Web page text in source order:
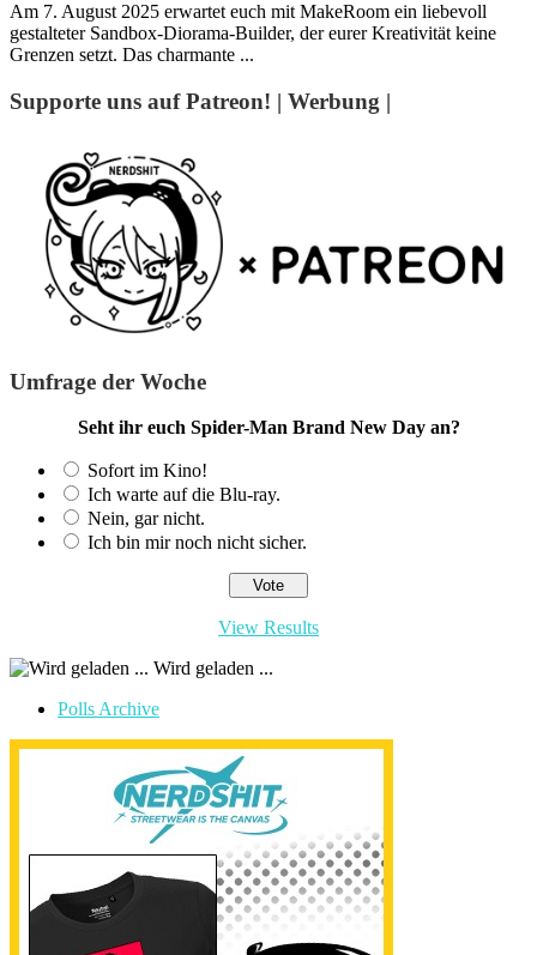
Am 7. August 2025 erwartet euch mit MakeRoom ein liebevoll
gestalteter Sandbox-Diorama-Builder, der eurer Kreativität keine
Grenzen setzt. Das charmante ...
Supporte uns auf Patreon! | Werbung |
Umfrage der Woche
Seht ihr euch Spider-Man Brand New Day an?
Sofort im Kino!
Ich warte auf die Blu-ray.
Nein, gar nicht.
Ich bin mir noch nicht sicher.
View Results
Wird geladen ...
Polls Archive